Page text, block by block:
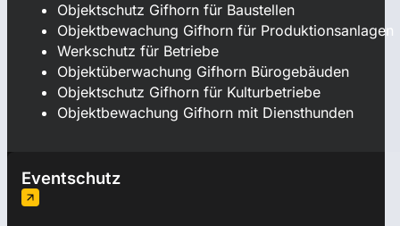
Objektschutz Gifhorn für Baustellen
Objektbewachung Gifhorn für Produktionsanlagen
Werkschutz für Betriebe
Objektüberwachung Gifhorn Bürogebäuden
Objektschutz Gifhorn für Kulturbetriebe
Objektbewachung Gifhorn mit Diensthunden
Eventschutz